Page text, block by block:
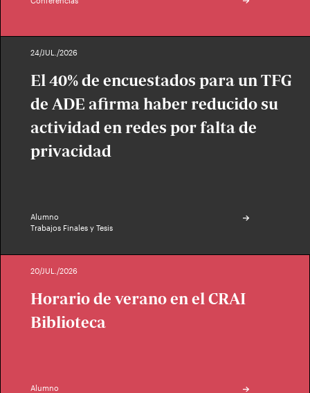
24/JUL./2026
El 40% de encuestados para un TFG
de ADE afirma haber reducido su
actividad en redes por falta de
privacidad
Alumno
Trabajos Finales y Tesis
20/JUL./2026
Horario de verano en el CRAI
Biblioteca
Alumno